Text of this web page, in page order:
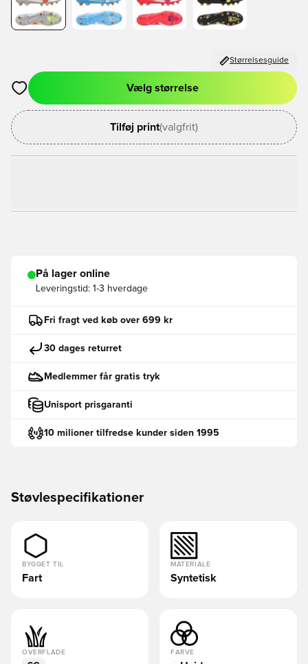
Størrelsesguide
Åbner en Modal til at logge ind eller tilmelde dig som medlem
Vælg størrelse
Tilføj print(valgfrit)
På lager online
Leveringstid: 1-3 hverdage
Fri fragt ved køb over 699 kr
30 dages returret
Medlemmer får gratis tryk
Unisport prisgaranti
10 milioner tilfredse kunder siden 1995
Støvlespecifikationer
BYGGET TIL
Fart
MATERIALE
Syntetisk
OVERFLADE FARVE